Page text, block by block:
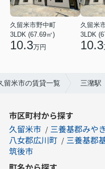
久留米市野中町
3LDK (67.69㎡)
10.3万円
久留米
3LDK
10.3
留米市の賃貸一覧 三潴駅
市区町村から探す
久留米市
三養基郡みや
八女郡広川町
三養基郡
筑後市